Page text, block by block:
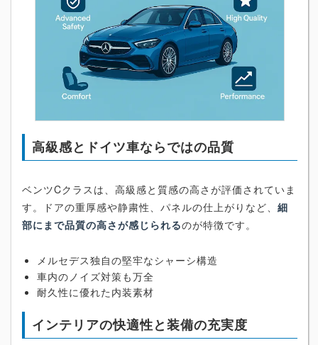
高級感とドイツ車ならではの品質
ベンツCクラスは、高級感と質感の高さが評価されていま
す。ドアの重厚感や静粛性、パネルの仕上がりなど、 細
部にまで品質の高さが感じられるのが特徴です。
メルセデス独自の堅牢なシャーシ構造
車内のノイズ対策も万全
耐久性に優れた内装素材
インテリアの快適性と装備の充実度